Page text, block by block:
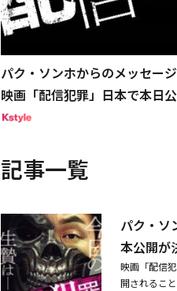
パク・ソンホからのメッセー
映画「配信犯罪」日本で本日
記事一覧
パク・ソ
本公開が
映画「配信
開されるこ